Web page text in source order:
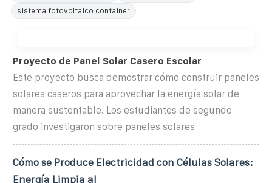
sistema fotovoltaico container
Proyecto de Panel Solar Casero Escolar
Este proyecto busca demostrar cómo construir paneles
solares caseros para aprovechar la energía solar de
manera sustentable. Los estudiantes de segundo
grado investigaron sobre paneles solares
Cómo se Produce Electricidad con Células Solares:
Energía Limpia al